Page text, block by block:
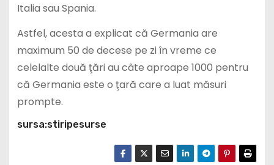
Italia sau Spania.
Astfel, acesta a explicat că Germania are
maximum 50 de decese pe zi în vreme ce
celelalte două ţări au câte aproape 1000 pentru
că Germania este o ţară care a luat măsuri
prompte.
sursa:stiripesurse